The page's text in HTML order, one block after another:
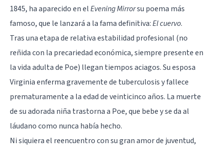
1845, ha aparecido en elEvening Mirrorsu poema más
famoso, que le lanzará a la fama definitiva:El cuervo.
Tras una etapa de relativa estabilidad profesional (no
reñida con la precariedad económica, siempre presente en
la vida adulta de Poe) llegan tiempos aciagos. Su esposa
Virginia enferma gravemente de tuberculosis y fallece
prematuramente a la edad de veinticinco años. La muerte
de su adorada niña trastorna a Poe, que bebe y se da al
láudano como nunca había hecho.
Ni siquiera el reencuentro con su gran amor de juventud,